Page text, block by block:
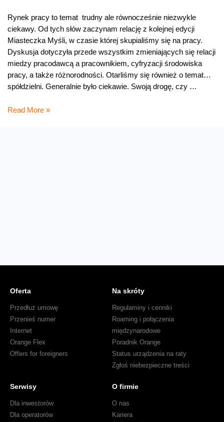
Rynek pracy to temat trudny ale równocześnie niezwykle
ciekawy. Od tych słów zaczynam relację z kolejnej edycji
Miasteczka Myśli, w czasie której skupialiśmy się na pracy.
Dyskusja dotyczyła przede wszystkim zmieniających się relacji
miedzy pracodawcą a pracownikiem, cyfryzacji środowiska
pracy, a także różnorodności. Otarliśmy się również o temat…
spółdzielni. Generalnie było ciekawie. Swoją drogę, czy …
Praca:
Read More »
Oferta
Przedłuż umowę
Przenieś numer
Internet
Orange Flex
Offers for foreigners
Na skróty
Regulaminy i cenniki
Roaming i połączenia
międzynarodowe
Poradnik Orange
Status urządzenia na raty
Zgłoś niebezpieczne treści
Serwisy
Dla inwestorów
Dla operatorów
O firmie
O nas
Kariera